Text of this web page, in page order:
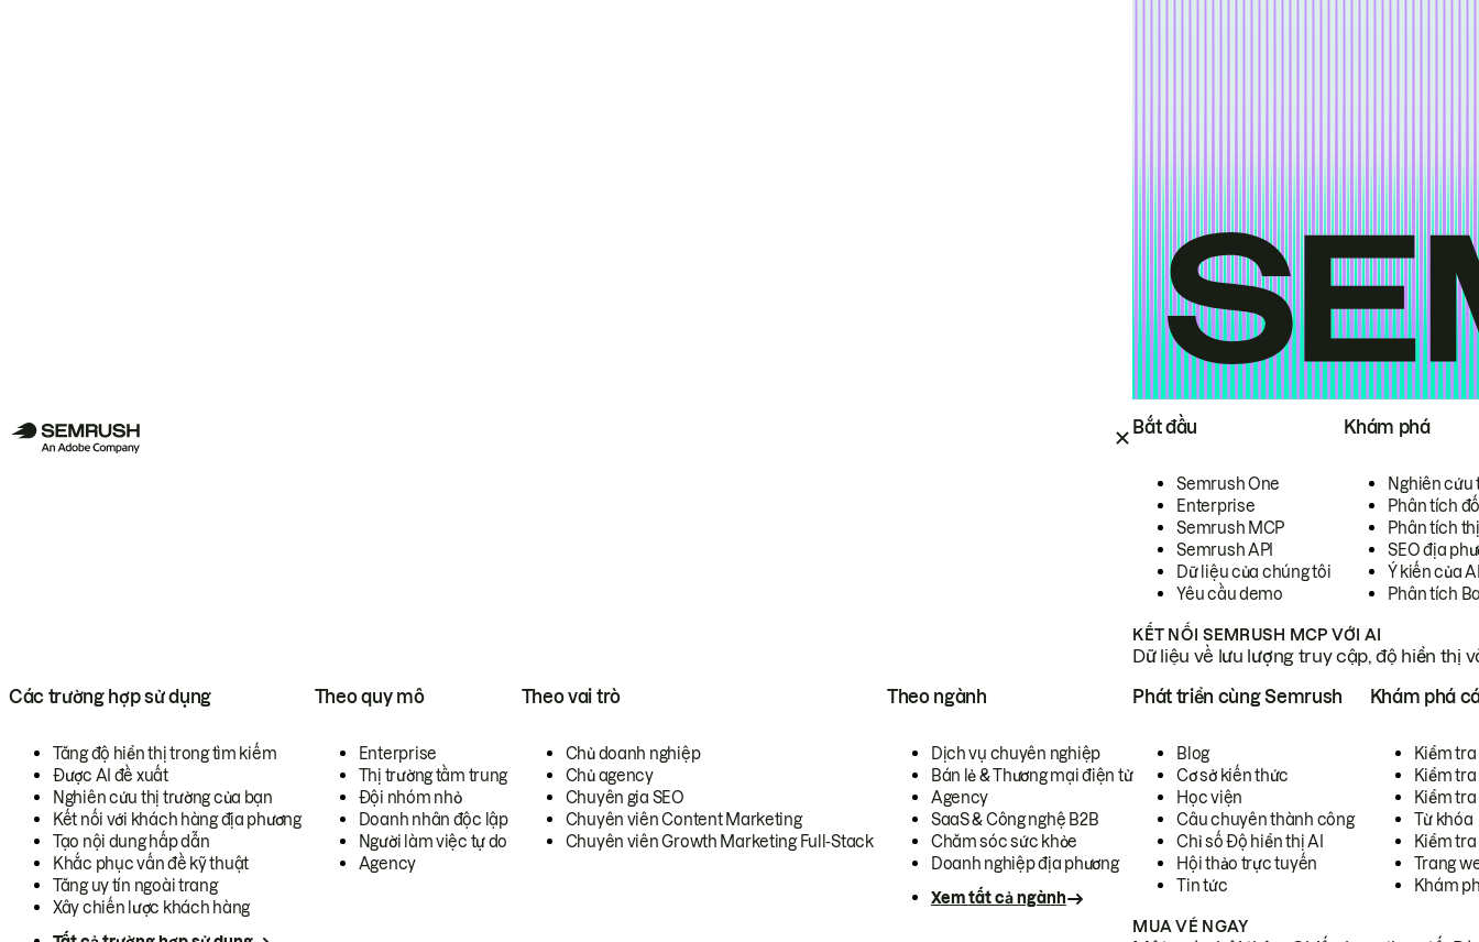
Bắt đầu
Semrush One
Enterprise
Semrush MCP
Semrush API
Dữ liệu của chúng tôi
Yêu cầu demo
Khám phá
Nghiên cứu
Phân tích
Phân tích
SEO địa
Ý kiến của
Phân tích
KẾT NỐI SEMRUSH MCP VỚI AI
Dữ liệu về lưu lượng truy cập, độ hiển thị
Các trường hợp sử dụng
Tăng độ hiển thị trong tìm kiếm
Được AI đề xuất
Nghiên cứu thị trường của bạn
Kết nối với khách hàng địa phương
Tạo nội dung hấp dẫn
Khắc phục vấn đề kỹ thuật
Tăng uy tín ngoài trang
Xây chiến lược khách hàng
Theo quy mô
Enterprise
Thị trường tầm trung
Đội nhóm nhỏ
Doanh nhân độc lập
Người làm việc tự do
Agency
Theo vai trò
Chủ doanh nghiệp
Chủ agency
Chuyên gia SEO
Chuyên viên Content Marketing
Chuyên viên Growth Marketing Full-Stack
Theo ngành
Dịch vụ chuyên nghiệp
Bán lẻ & Thương mại điện tử
Agency
SaaS & Công nghệ B2B
Chăm sóc sức khỏe
Doanh nghiệp địa phương
Xem tất cả ngành
Phát triển cùng Semrush
Blog
Cơ sở kiến thức
Học viện
Câu chuyên thành công
Chỉ số Độ hiển thị AI
Hội thảo trực tuyến
Tin tức
Khám phá
Kiểm
Kiểm tra
Kiểm
Từ khóa
Kiểm
Trang
Khám
MUA VÉ NGAY